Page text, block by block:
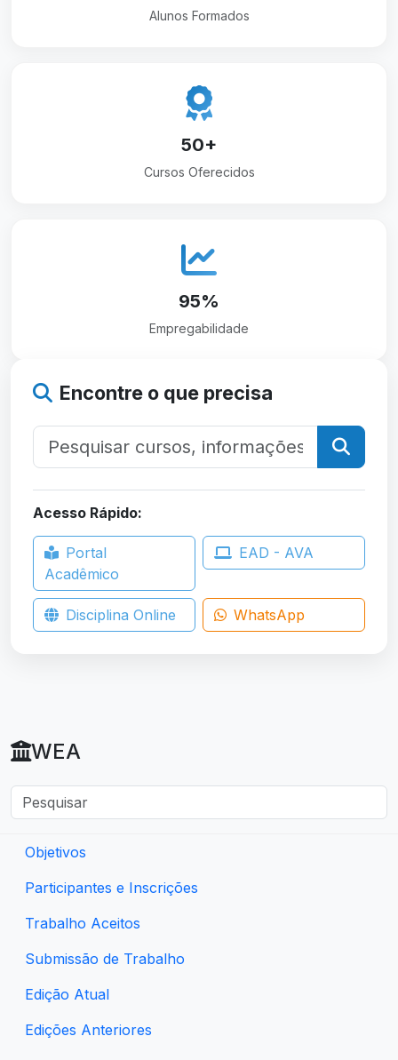
Alunos Formados
50+
Cursos Oferecidos
95%
Empregabilidade
Encontre o que precisa
Acesso Rápido:
Portal
Acadêmico
EAD - AVA
Disciplina Online WhatsApp
WEA
Objetivos
Participantes e Inscrições
Trabalho Aceitos
Submissão de Trabalho
Edição Atual
Edições Anteriores